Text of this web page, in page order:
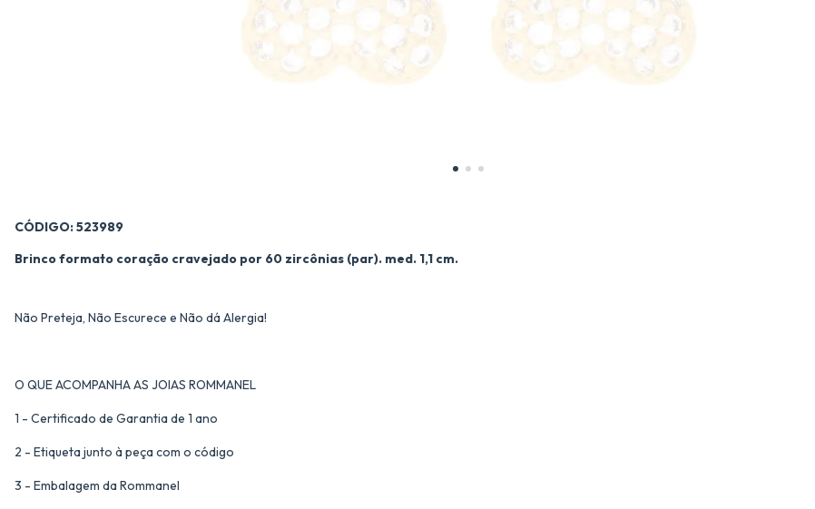
CÓDIGO: 523989
Brinco formato coração cravejado por 60 zircônias (par). med. 1,1 cm.
Não Preteja, Não Escurece e Não dá Alergia!
O QUE ACOMPANHA AS JOIAS ROMMANEL
1 - Certificado de Garantia de 1 ano
2 - Etiqueta junto à peça com o código
3 - Embalagem da Rommanel